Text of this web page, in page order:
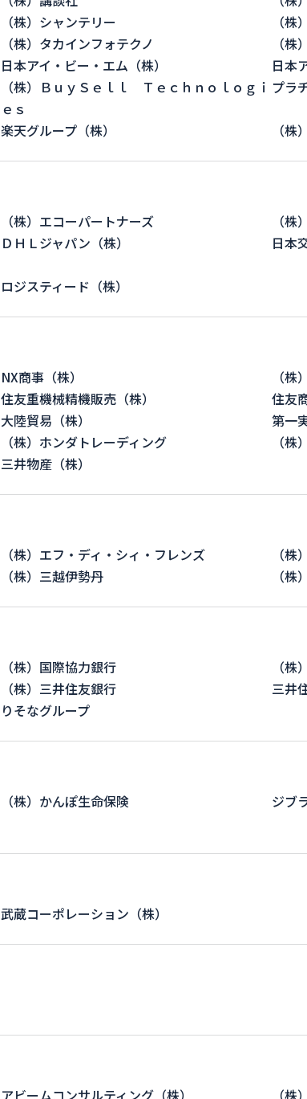
（株）シャンテリー
（
（株）タカインフォテクノ
（
日本アイ・ビー・エム（株）
日本
（株）ＢｕｙＳｅｌｌ Ｔｅｃｈｎｏｌｏｇｉ
ｅｓ
プラ
楽天グループ（株） （
（株）エコーパートナーズ
（
ＤＨＬジャパン（株） 日本
ロジスティード（株）
NX商事（株）
（
住友重機械精機販売（株）
住友
大陸貿易（株）
第一
（株）ホンダトレーディング
（
三井物産（株）
（株）エフ・ディ・シィ・フレンズ
（
（株）三越伊勢丹 （
（株）国際協力銀行
（
（株）三井住友銀行
三井
りそなグループ
（株）かんぽ生命保険
ジブ
武蔵コーポレーション（株）
アビームコンサルティング（株） （